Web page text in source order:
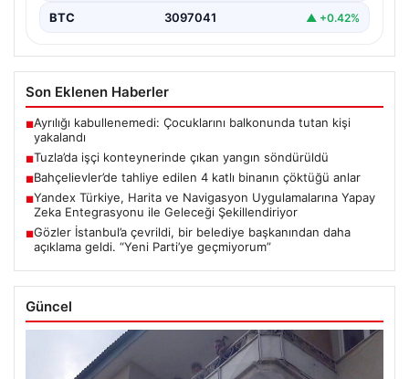
BTC 3097041 ▲ +0.42%
Son Eklenen Haberler
■Ayrılığı kabullenemedi: Çocuklarını balkonunda tutan kişi
yakalandı
■Tuzla’da işçi konteynerinde çıkan yangın söndürüldü
■Bahçelievler’de tahliye edilen 4 katlı binanın çöktüğü anlar
■Yandex Türkiye, Harita ve Navigasyon Uygulamalarına Yapay
Zeka Entegrasyonu ile Geleceği Şekillendiriyor
■Gözler İstanbul’a çevrildi, bir belediye başkanından daha
açıklama geldi. “Yeni Parti’ye geçmiyorum”
Güncel